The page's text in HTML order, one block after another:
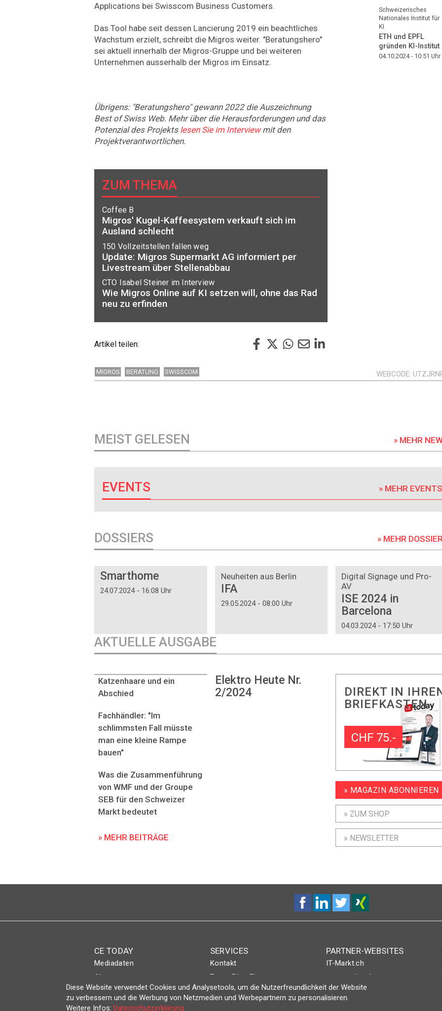
Applications bei Swisscom Business Customers.
Das Tool habe seit dessen Lancierung 2019 ein beachtliches
Wachstum erzielt, schreibt die Migros weiter. "Beratungshero"
sei aktuell innerhalb der Migros-Gruppe und bei weiteren
Unternehmen ausserhalb der Migros im Einsatz.
Übrigens: "Beratungshero" gewann 2022 die Auszeichnung
Best of Swiss Web. Mehr über die Herausforderungen und das
Potenzial des Projekts lesen Sie im Interviewmit den
Projektverantwortlichen.
ZUM THEMA
Coffee B
Migros' Kugel-Kaffeesystem verkauft sich im
Ausland schlecht
150 Vollzeitstellen fallen weg
Update: Migros Supermarkt AG informiert per
Livestream über Stellenabbau
CTO Isabel Steiner im Interview
Wie Migros Online auf KI setzen will, ohne das Rad
neu zu erfinden
Artikel teilen:
Schweizerisches
Nationales Institut für
KI
ETH und EPFL
gründen KI-Institut
04.10.2024 - 10:51 Uhr
MIGROS BERATUNG SWISSCOM WEBCODE
MEIST GELESEN » MEHR
EVENTS » MEHR EVENTS
DOSSIERS » MEHR
Smarthome
24.07.2024 - 16:08 Uhr
Neuheiten aus Berlin
IFA
29.05.2024 - 08:00 Uhr
Digital Signage und Pro-
AV
ISE 2024 in
Barcelona
04.03.2024 - 17:50 Uhr
AKTUELLE AUSGABE
Elektro Heute Nr.
2/2024
Katzenhaare und ein
Abschied
Fachhändler: "Im
schlimmsten Fall müsste
man eine kleine Rampe
bauen"
Was die Zusammenführung
von WMF und der Groupe
SEB für den Schweizer
Markt bedeutet
» MEHR BEITRÄGE
DIREKT IN
BRIEFKASTEN
CHF 75.-
» MAGAZIN ABONNIEREN
» ZUM SHOP
» NEWSLETTER
CE TODAY
Mediadaten
Abo
Magazin
SERVICES
Kontakt
Event-Plus-Eintrag
Login
PARTNER-WEBSITES
IT-Markt.ch
netzwoche.ch
ICTjournal
Diese Website verwendet Cookies und Analysetools, um die Nutzerfreundlichkeit der Website
zu verbessern und die Werbung von Netzmedien und Werbepartnern zu personalisieren.
Weitere Infos:Datenschutzerklärung